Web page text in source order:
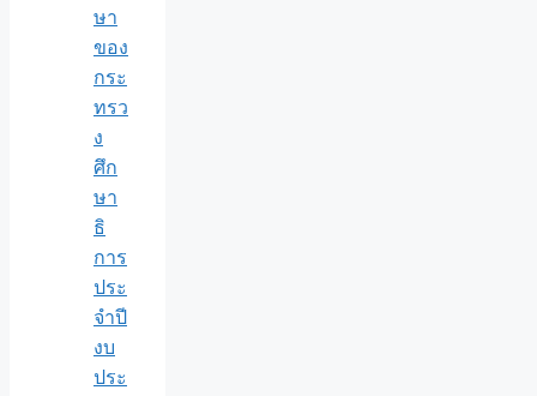
ษา
ของ
กระ
ทรว
ง
ศึก
ษา
ธิ
การ
ประ
จำปี
งบ
ประ